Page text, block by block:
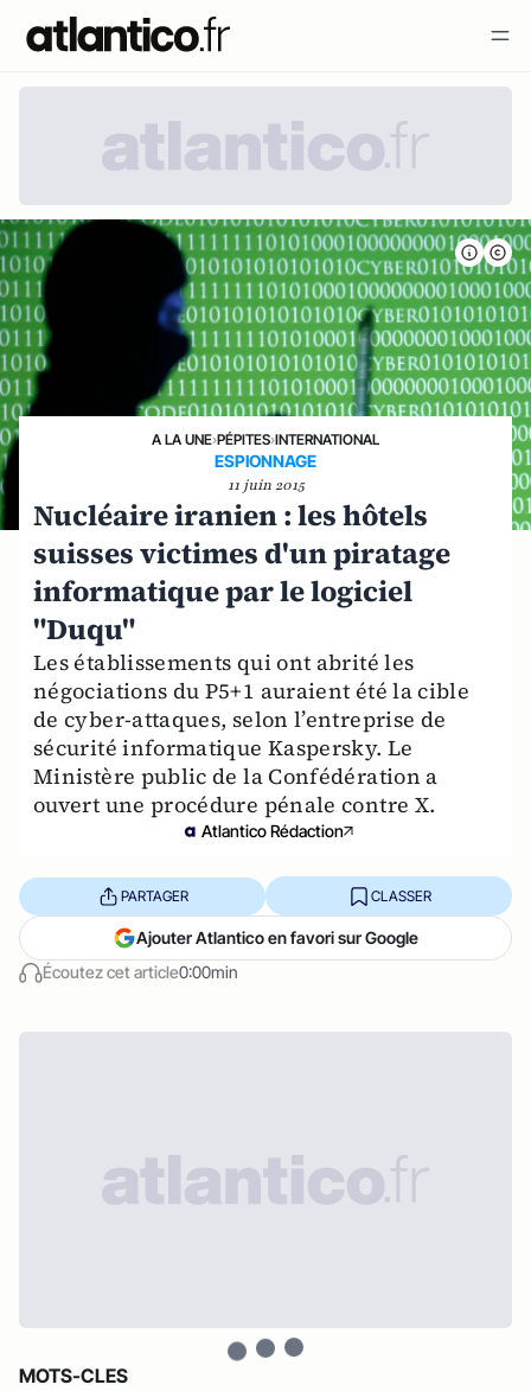
A LA UNE›PÉPITES›INTERNATIONAL
ESPIONNAGE
11 juin 2015
Nucléaire iranien : les hôtels
suisses victimes d'un piratage
informatique par le logiciel
"Duqu"
Les établissements qui ont abrité les
négociations du P5+1 auraient été la cible
de cyber-attaques, selon l’entreprise de
sécurité informatique Kaspersky. Le
Ministère public de la Confédération a
ouvert une procédure pénale contre X.
Atlantico Rédaction
Écoutez cet article0:00min
PARTAGER CLASSER
Ajouter Atlantico en favori sur Google
MOTS-CLES